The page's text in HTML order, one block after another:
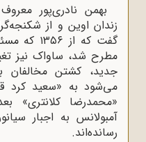
بهمن نادری‌پور
زندان اوین و از
گفت که
مطرح شد، ساواک نیز
جدید، کشتن مخالفان
می‌شود به «سعید کرد
«محمدرضا کلانتری»
آمبولانس به اجبار
رسانده‌اند.